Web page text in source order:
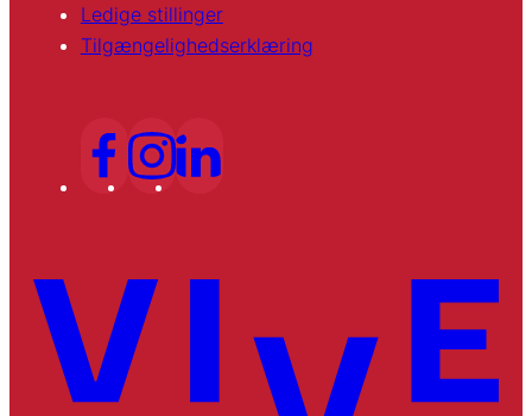
Ledige stillinger
Tilgængelighedserklæring